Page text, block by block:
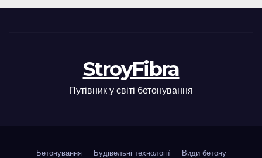
StroyFibra
Путівник у світі бетонування
Бетонування Будівельні технології Види бетону